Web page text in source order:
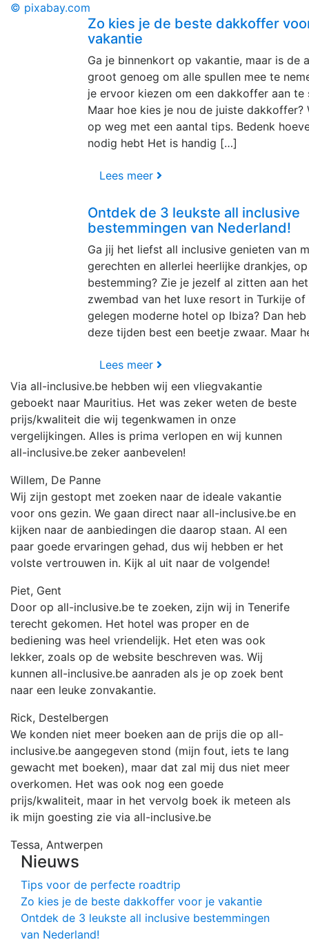
© pixabay.com
Zo kies je de beste dakkoffer
vakantie
Ga je binnenkort op vakantie, maar is de
groot genoeg om alle spullen mee te
je ervoor kiezen om een dakkoffer aan te
Maar hoe kies je nou de juiste dakkoffer?
op weg met een aantal tips. Bedenk
nodig hebt Het is handig […]
Lees meer
Ontdek de 3 leukste all inclusive
bestemmingen van Nederland!
Ga jij het liefst all inclusive genieten van
gerechten en allerlei heerlijke drankjes,
bestemming? Zie je jezelf al zitten aan
zwembad van het luxe resort in Turkije
gelegen moderne hotel op Ibiza? Dan
deze tijden best een beetje zwaar. Maar
Lees meer
Via all-inclusive.be hebben wij een vliegvakantie
geboekt naar Mauritius. Het was zeker weten de beste
prijs/kwaliteit die wij tegenkwamen in onze
vergelijkingen. Alles is prima verlopen en wij kunnen
all-inclusive.be zeker aanbevelen!
Willem, De Panne
Wij zijn gestopt met zoeken naar de ideale vakantie
voor ons gezin. We gaan direct naar all-inclusive.be en
kijken naar de aanbiedingen die daarop staan. Al een
paar goede ervaringen gehad, dus wij hebben er het
volste vertrouwen in. Kijk al uit naar de volgende!
Piet, Gent
Door op all-inclusive.be te zoeken, zijn wij in Tenerife
terecht gekomen. Het hotel was proper en de
bediening was heel vriendelijk. Het eten was ook
lekker, zoals op de website beschreven was. Wij
kunnen all-inclusive.be aanraden als je op zoek bent
naar een leuke zonvakantie.
Rick, Destelbergen
We konden niet meer boeken aan de prijs die op all-
inclusive.be aangegeven stond (mijn fout, iets te lang
gewacht met boeken), maar dat zal mij dus niet meer
overkomen. Het was ook nog een goede
prijs/kwaliteit, maar in het vervolg boek ik meteen als
ik mijn goesting zie via all-inclusive.be
Tessa, Antwerpen
Nieuws
Tips voor de perfecte roadtrip
Zo kies je de beste dakkoffer voor je vakantie
Ontdek de 3 leukste all inclusive bestemmingen
van Nederland!